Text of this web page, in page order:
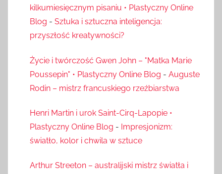
kilkumiesięcznym pisaniu • Plastyczny Online
Blog - Sztuka i sztuczna inteligencja:
przyszłość kreatywności?
Życie i twórczość Gwen John – "Matka Marie
Poussepin" • Plastyczny Online Blog - Auguste
Rodin – mistrz francuskiego rzeźbiarstwa
Henri Martin i urok Saint-Cirq-Lapopie •
Plastyczny Online Blog - Impresjonizm:
światło, kolor i chwila w sztuce
Arthur Streeton – australijski mistrz światła i